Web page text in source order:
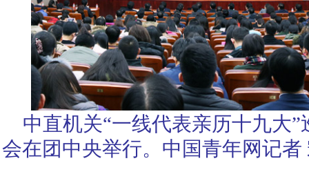
中直机关“一线代表亲历十九大
会在团中央举行。中国青年网记者